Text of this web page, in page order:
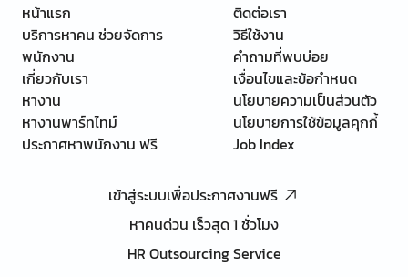
หน้าแรก
บริการหาคน ช่วยจัดการ
พนักงาน
เกี่ยวกับเรา
หางาน
หางานพาร์ทไทม์
ประกาศหาพนักงาน ฟรี
ติดต่อเรา
วิธีใช้งาน
คำถามที่พบบ่อย
เงื่อนไขและข้อกำหนด
นโยบายความเป็นส่วนตัว
นโยบายการใช้ข้อมูลคุกกี้
Job Index
เข้าสู่ระบบเพื่อประกาศงานฟรี
หาคนด่วน เร็วสุด 1 ชั่วโมง
HR Outsourcing Service